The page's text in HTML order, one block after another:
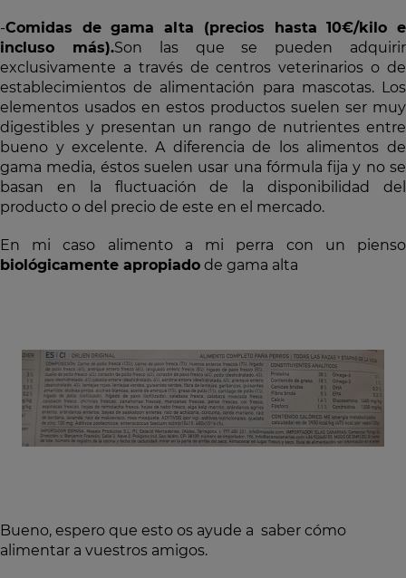
-Comidas de gama alta (precios hasta 10€/kilo e
incluso más).Son las que se pueden adquirir
exclusivamente a través de centros veterinarios o de
establecimientos de alimentación para mascotas. Los
elementos usados en estos productos suelen ser muy
digestibles y presentan un rango de nutrientes entre
bueno y excelente. A diferencia de los alimentos de
gama media, éstos suelen usar una fórmula fija y no se
basan en la fluctuación de la disponibilidad del
producto o del precio de este en el mercado.
En mi caso alimento a mi perra con un pienso
biológicamente apropiado de gama alta
Bueno, espero que esto os ayude a saber cómo
alimentar a vuestros amigos.